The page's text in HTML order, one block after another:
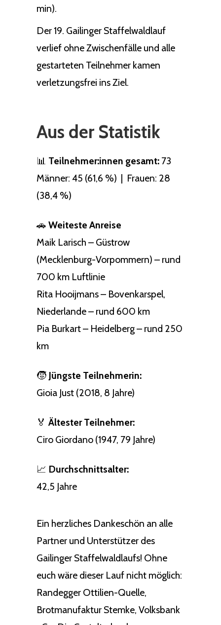
min).
Der 19. Gailinger Staffelwaldlauf
verlief ohne Zwischenfälle und alle
gestarteten Teilnehmer kamen
verletzungsfrei ins Ziel.
Aus der Statistik
📊 Teilnehmer:innen gesamt: 73
Männer: 45 (61,6 %) | Frauen: 28
(38,4 %)
🚗 Weiteste Anreise
Maik Larisch – Güstrow
(Mecklenburg-Vorpommern) – rund
700 km Luftlinie
Rita Hooijmans – Bovenkarspel,
Niederlande – rund 600 km
Pia Burkart – Heidelberg – rund 250
km
🧒 Jüngste Teilnehmerin:
Gioia Just (2018, 8 Jahre)
🏅 Ältester Teilnehmer:
Ciro Giordano (1947, 79 Jahre)
📈 Durchschnittsalter:
42,5 Jahre
Ein herzliches Dankeschön an alle
Partner und Unterstützer des
Gailinger Staffelwaldlaufs! Ohne
euch wäre dieser Lauf nicht möglich:
Randegger Ottilien-Quelle,
Brotmanufaktur Stemke, Volksbank